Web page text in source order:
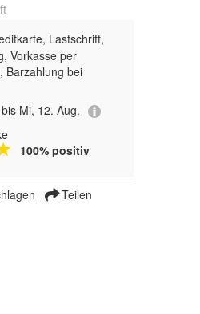
Lastschrift,
Vorkasse per
Barzahlung bei
Mi, 12. Aug.
100% positiv
Teilen